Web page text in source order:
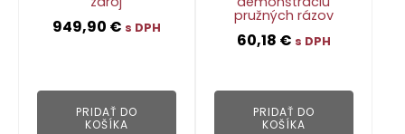
949,90 € s DPH
PRIDAŤ DO
KOŠÍKA
pružných rázov
60,18 € s DPH
PRIDAŤ DO
KOŠÍKA